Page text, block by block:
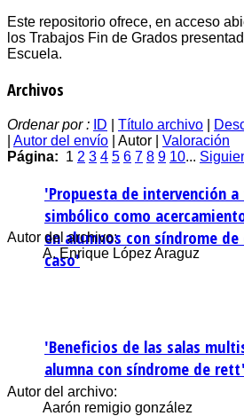
Este repositorio ofrece, en acceso
los Trabajos Fin de Grados
Escuela.
Archivos
Ordenar por : ID Título archivo
Autor del envío | Autor | Valoración
Página: 1 2 3 4 5 6 7 8 9 10...
'Propuesta de intervención
simbólico como
en alumnos con síndrome
caso'
Autor del archivo:
A. Enrique López Araguz
'Beneficios de las salas
alumna con síndrome de rett'
Autor del archivo:
Aarón remigio gonzález